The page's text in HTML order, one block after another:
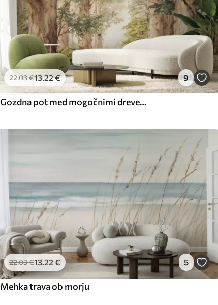
22.03€13.22€ 9
Gozdna pot med mogočnimi drevesi v akvarelnem slogu
22.03€13.22 € 5
Mehka trava ob morju